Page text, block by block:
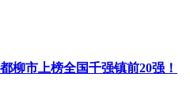
柳市上榜全国千强镇前20强！